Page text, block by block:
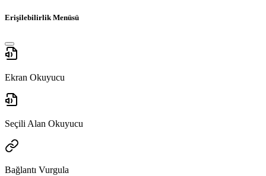
Erişilebilirlik Menüsü
Ekran Okuyucu
Seçili Alan Okuyucu
Bağlantı Vurgula